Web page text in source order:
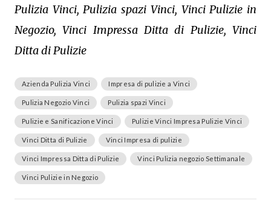
Pulizia Vinci, Pulizia spazi Vinci, Vinci Pulizie in
Negozio, Vinci Impressa Ditta di Pulizie, Vinci
Ditta di Pulizie
Azienda Pulizia Vinci Impresa di pulizie a Vinci
Pulizia Negozio Vinci Pulizia spazi Vinci
Pulizie e Sanificazione Vinci Pulizie Vinci Impresa Pulizie Vinci
Vinci Ditta di Pulizie Vinci Impresa di pulizie
Vinci Impressa Ditta di Pulizie Vinci Pulizia negozio Settimanale
Vinci Pulizie in Negozio